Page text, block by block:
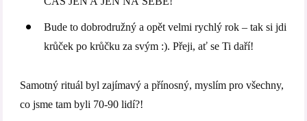
Bude to dobrodružný a opět velmi rychlý rok – tak si jdi
krůček po krůčku za svým :). Přeji, ať se Ti daří!
Samotný rituál byl zajímavý a přínosný, myslím pro všechny,
co jsme tam byli 70-90 lidí?!